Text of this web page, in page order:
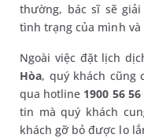
thường, bác sĩ sẽ
tình trạng của mình
Ngoài việc đặt lịch
Hòa, quý khách cũng
qua hotline 1900 56 56
tin mà quý khách
khách gỡ bỏ được lo